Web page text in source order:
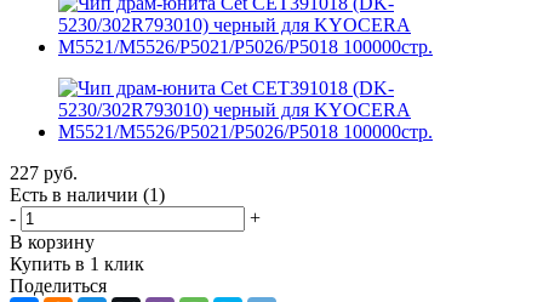
227 руб.
Есть в наличии (1)
-
+
В корзину
Купить в 1 клик
Поделиться